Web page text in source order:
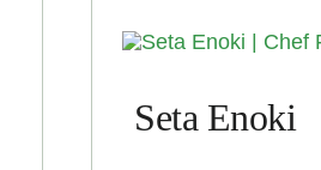
Seta Enoki